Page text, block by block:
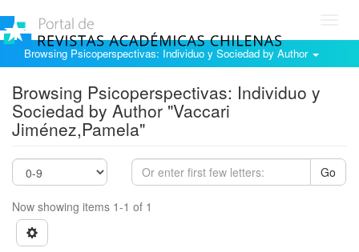
Browsing Psicoperspectivas: Individuo y Sociedad by Author
Browsing Psicoperspectivas: Individuo y
Sociedad by Author "Vaccari
Jiménez,Pamela"
Go
Now showing items 1-1 of 1